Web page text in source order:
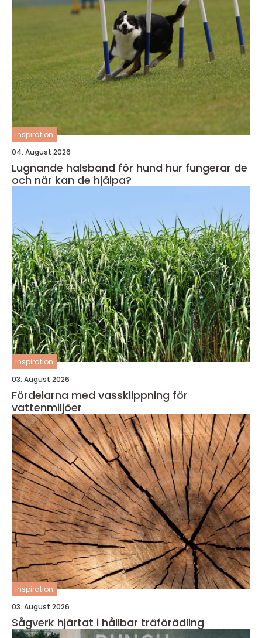
inspiration
04. August 2026
Lugnande halsband för hund hur fungerar de
och när kan de hjälpa?
inspiration
03. August 2026
Fördelarna med vassklippning för
vattenmiljöer
inspiration
03. August 2026
Sågverk hjärtat i hållbar träförädling